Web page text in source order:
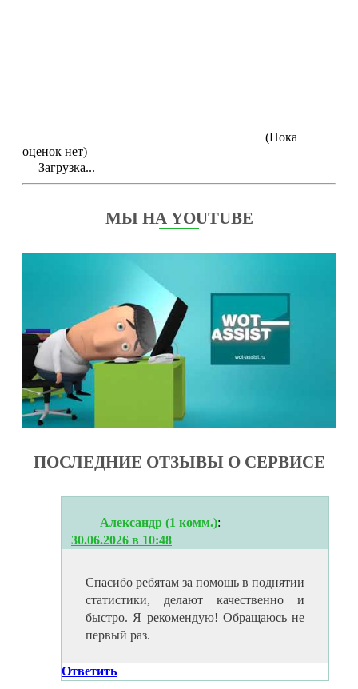
(Пока
оценок нет)
Загрузка...
МЫ НА YOUTUBE
ПОСЛЕДНИЕ ОТЗЫВЫ О СЕРВИСЕ
Александр (1 комм.):
30.06.2026 в 10:48
Спасибо ребятам за помощь в поднятии
статистики, делают качественно и
быстро. Я рекомендую! Обращаюсь не
первый раз.
Ответить